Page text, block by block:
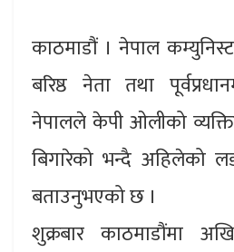
काठमाडौं । नेपाल
बरिष्ठ नेता तथा
नेपालले केपी ओलीको
बिगारेको भन्दै अहिलेको
बताउनुभएको छ ।
शुक्रबार काठमाडौंमा